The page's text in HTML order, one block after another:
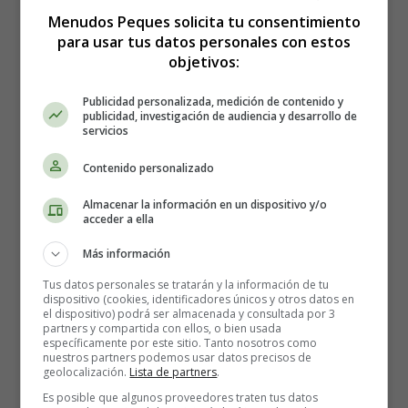
02
Menudos Peques solicita tu consentimiento
para usar tus datos personales con estos
objetivos:
Publicidad personalizada, medición de contenido y
publicidad, investigación de audiencia y desarrollo de
servicios
Contenido personalizado
Almacenar la información en un dispositivo y/o
acceder a ella
Más información
Tus datos personales se tratarán y la información de tu
dispositivo (cookies, identificadores únicos y otros datos en
el dispositivo) podrá ser almacenada y consultada por 3
partners y compartida con ellos, o bien usada
específicamente por este sitio. Tanto nosotros como
nuestros partners podemos usar datos precisos de
geolocalización. Lista de partners.
Es posible que algunos proveedores traten tus datos